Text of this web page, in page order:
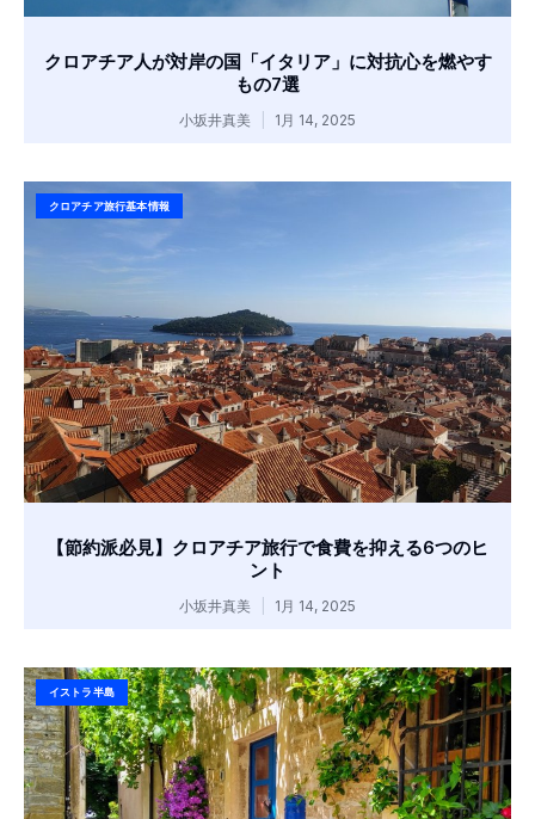
クロアチア人が対岸の国「イタリア」に対抗心を燃やす
もの7選
小坂井真美 1月 14, 2025
クロアチア旅行基本情報
【節約派必見】クロアチア旅行で食費を抑える6つのヒ
ント
小坂井真美 1月 14, 2025
イストラ半島